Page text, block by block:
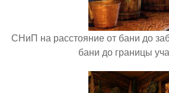
СНиП на расстояние от бани до
бани до границы